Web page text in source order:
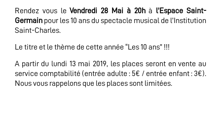
Rendez vous leVendredi 28 Mai à 20hà l’Espace Saint-
Germain pour les 10 ans du spectacle musical de l’Institution
Saint-Charles.
Le titre et le thème de cette année “Les 10 ans” !!!
A partir du lundi 13 mai 2019, les places seront en vente au
service comptabilité (entrée adulte : 5€ / entrée enfant : 3€).
Nous vous rappelons que les places sont limitées.